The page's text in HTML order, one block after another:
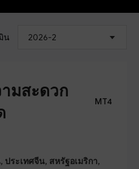
น 2026-2
มสะดวก
MT4
ระเทศจีน, สหรัฐอเมริกา,